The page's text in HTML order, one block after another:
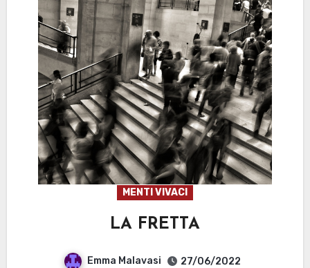
MENTI VIVACI
LA FRETTA
Emma Malavasi
27/06/2022